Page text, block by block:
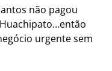
não pagou
urgente sem